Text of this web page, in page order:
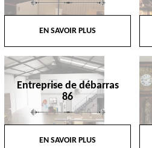
EN SAVOIR PLUS
Entreprise de débarras
86
EN SAVOIR PLUS